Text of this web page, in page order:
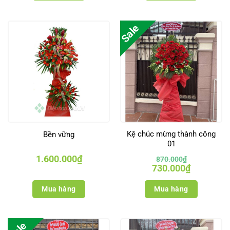
Bền vững
1.600.000₫
Mua hàng
Sale
Kệ chúc mừng thành công
01
870.000₫
Giá
gốc
là:
870.000₫.
730.000₫Giá
hiện
tại
Mua hàng